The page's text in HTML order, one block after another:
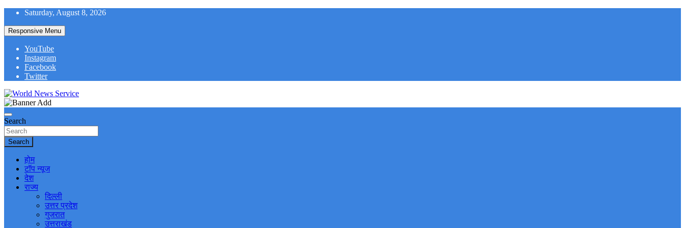
Skip
content
Saturday, August 8, 2026
Responsive Menu
YouTube
Instagram
Facebook
Twitter
World News Service
Search
Search
होम
टॉप न्यूज
देश
राज्य
दिल्ली
उत्तर प्रदेश
गुजरात
उत्तराखंड